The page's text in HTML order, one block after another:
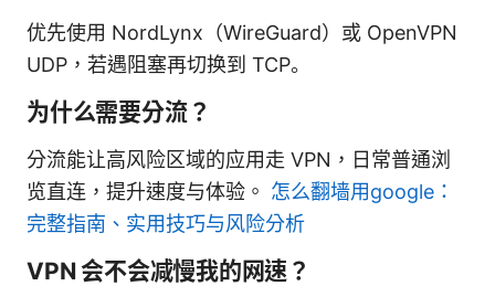
优先使用 NordLynx（WireGuard）或 OpenVPN
UDP，若遇阻塞再切换到 TCP。
为什么需要分流？
分流能让高风险区域的应用走 VPN，日常普通浏
览直连，提升速度与体验。 怎么翻墙用google：
完整指南、实用技巧与风险分析
VPN 会不会减慢我的网速？